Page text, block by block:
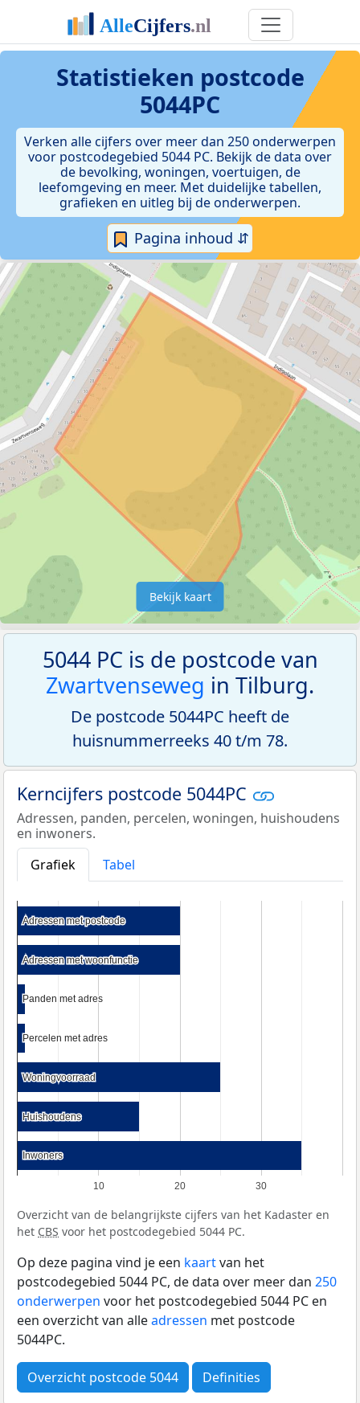
Statistieken postcode
5044PC
Verken alle cijfers over meer dan 250 onderwerpen
voor postcodegebied 5044 PC. Bekijk de data over
de bevolking, woningen, voertuigen, de
leefomgeving en meer. Met duidelijke tabellen,
grafieken en uitleg bij de onderwerpen.
Pagina inhoud ⇵
Bekijk kaart
5044 PC is de postcode van
Zwartvenseweg in Tilburg.
De postcode 5044PC heeft de
huisnummerreeks 40 t/m 78.
Kerncijfers postcode 5044PC
Adressen, panden, percelen, woningen, huishoudens
en inwoners.
Grafiek
Tabel
10 20 30
Adressen met postcode
Adressen met postcode
Adressen met woonfunctie
Adressen met woonfunctie
Panden met adres
Panden met adres
Percelen met adres
Percelen met adres
Woningvoorraad
Woningvoorraad
Huishoudens
Huishoudens
Inwoners
Inwoners
Overzicht van de belangrijkste cijfers van het Kadaster en
het CBS voor het postcodegebied 5044 PC.
Op deze pagina vind je een kaartvan het
postcodegebied 5044 PC, de data over meer dan 250
onderwerpen voor het postcodegebied 5044 PC en
een overzicht van alleadressen met postcode
5044PC.
Overzicht postcode 5044 Definities